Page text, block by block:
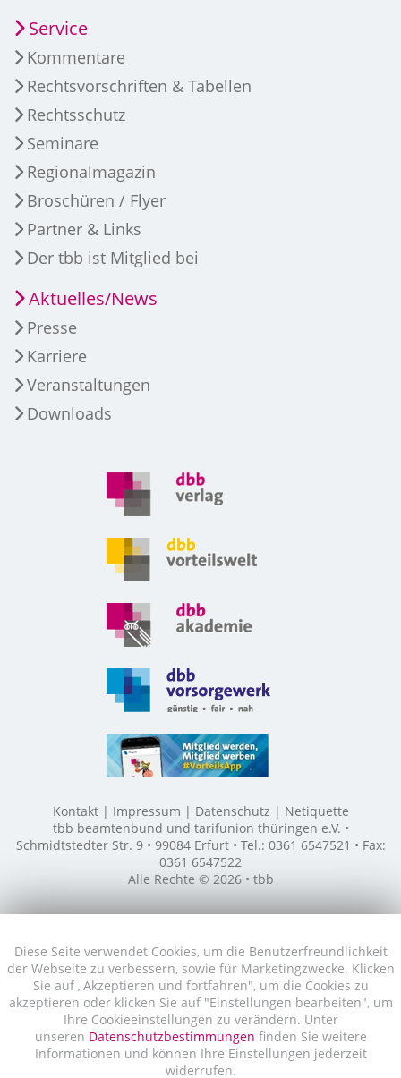
Diese Seite verwendet Cookies, um die Benutzerfreundlichkeit
der Webseite zu verbessern, sowie für Marketingzwecke. Klicken
Sie auf „Akzeptieren und fortfahren", um die Cookies zu
akzeptieren oder klicken Sie auf "Einstellungen bearbeiten", um
Ihre Cookieeinstellungen zu verändern. Unter
unseren Datenschutzbestimmungen finden Sie weitere
Informationen und können Ihre Einstellungen jederzeit
widerrufen.
Service
Kommentare
Rechtsvorschriften & Tabellen
Rechtsschutz
Seminare
Regionalmagazin
Broschüren / Flyer
Partner & Links
Der tbb ist Mitglied bei
Aktuelles/News
Presse
Karriere
Veranstaltungen
Downloads
Kontakt Impressum Datenschutz
Netiquette
tbb beamtenbund und tarifunion thüringen e.V. •
Schmidtstedter Str. 9 • 99084 Erfurt • Tel.: 0361 6547521 • Fax:
0361 6547522
Alle Rechte © 2026 • tbb